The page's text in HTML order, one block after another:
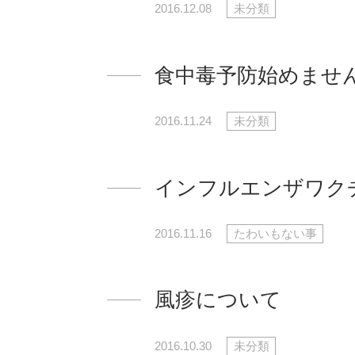
2016.12.08 未分類
食中毒予防始めませ
2016.11.24 未分類
インフルエンザワク
2016.11.16 たわいもない事
風疹について
2016.10.30 未分類